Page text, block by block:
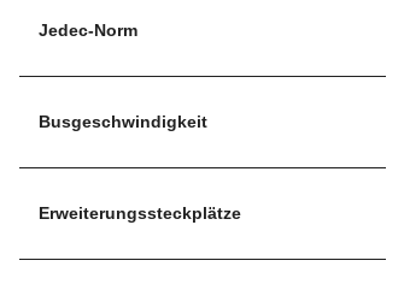
Jedec-Norm
Busgeschwindigkeit
Erweiterungssteckplätze